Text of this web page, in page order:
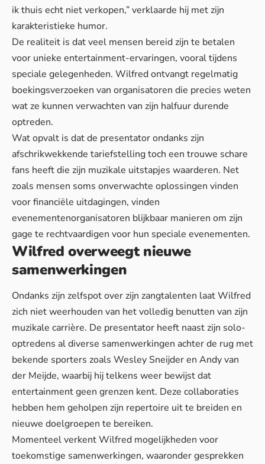
ik thuis echt niet verkopen,” verklaarde hij met zijn
karakteristieke humor.
De realiteit is dat veel mensen bereid zijn te betalen
voor unieke entertainment-ervaringen, vooral tijdens
speciale gelegenheden. Wilfred ontvangt regelmatig
boekingsverzoeken van organisatoren die precies weten
wat ze kunnen verwachten van zijn halfuur durende
optreden.
Wat opvalt is dat de presentator ondanks zijn
afschrikwekkende tariefstelling toch een trouwe schare
fans heeft die zijn muzikale uitstapjes waarderen. Net
zoals mensen soms onverwachte oplossingen vinden
voor financiële uitdagingen, vinden
evenementenorganisatoren blijkbaar manieren om zijn
gage te rechtvaardigen voor hun speciale evenementen.
Wilfred overweegt nieuwe
samenwerkingen
Ondanks zijn zelfspot over zijn zangtalenten laat Wilfred
zich niet weerhouden van het volledig benutten van zijn
muzikale carrière. De presentator heeft naast zijn solo-
optredens al diverse samenwerkingen achter de rug met
bekende sporters zoals Wesley Sneijder en Andy van
der Meijde, waarbij hij telkens weer bewijst dat
entertainment geen grenzen kent. Deze collaboraties
hebben hem geholpen zijn repertoire uit te breiden en
nieuwe doelgroepen te bereiken.
Momenteel verkent Wilfred mogelijkheden voor
toekomstige samenwerkingen, waaronder gesprekken